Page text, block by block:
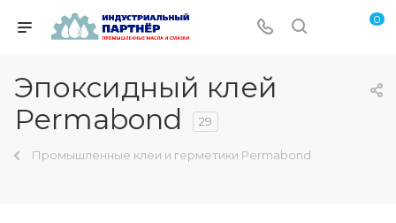
0
Эпоксидный клей
Permabond
29
Промышленные клеи и герметики Permabond